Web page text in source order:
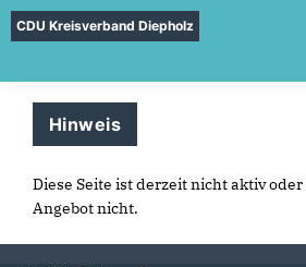
CDU Kreisverband Diepholz
Hinweis
Diese Seite ist derzeit nicht aktiv
Angebot nicht.